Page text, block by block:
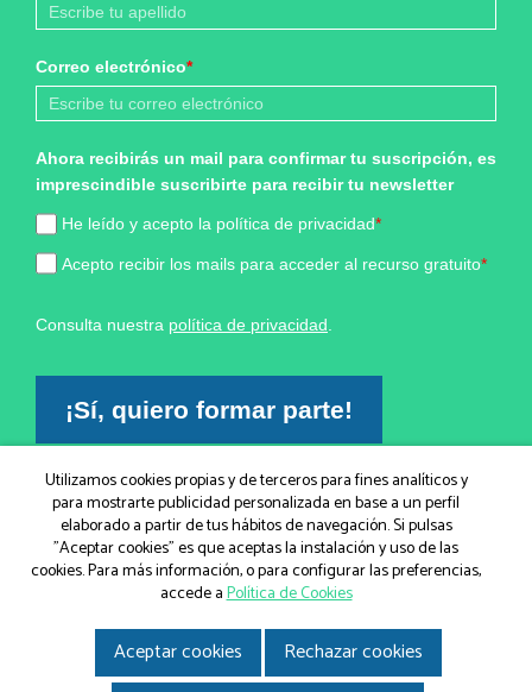
Correo electrónico*
Ahora recibirás un mail para confirmar tu suscripción, es
imprescindible suscribirte para recibir tu newsletter
He leído y acepto la política de privacidad*
Acepto recibir los mails para acceder al recurso gratuito*
Consulta nuestra política de privacidad.
¡Sí, quiero formar parte!
Marketing por
ActiveCampaign
Aviso legal|Política de Cookies|Política de privacidad|Gir.cat
Disseny i desenvolupament web
Utilizamos cookies propias y de terceros para fines analíticos y
para mostrarte publicidad personalizada en base a un perfil
elaborado a partir de tus hábitos de navegación. Si pulsas
"Aceptar cookies" es que aceptas la instalación y uso de las
cookies. Para más información, o para configurar las preferencias,
accede aPolítica de Cookies
Aceptar cookies
Rechazar cookies